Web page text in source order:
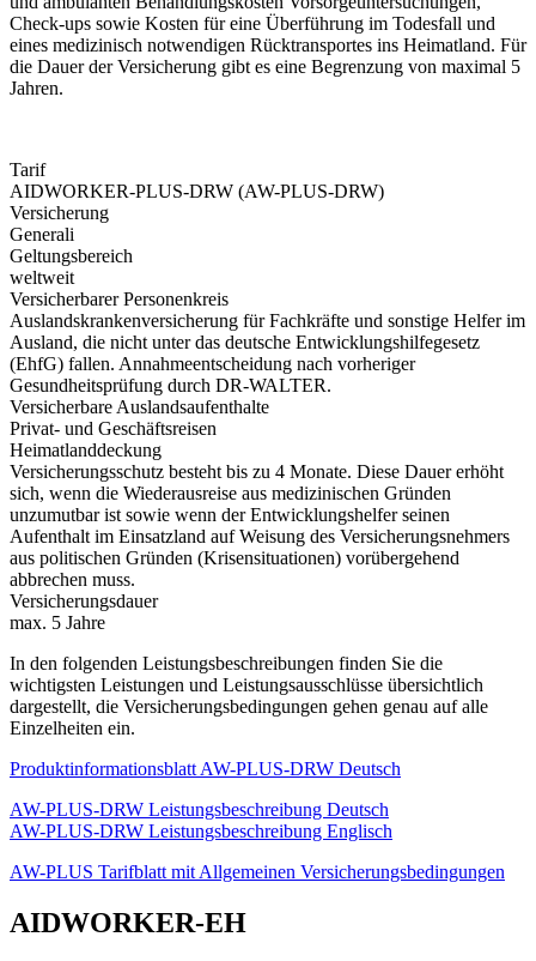
Check-ups sowie Kosten für eine Überführung im Todesfall und
eines medizinisch notwendigen Rücktransportes ins Heimatland. Für
die Dauer der Versicherung gibt es eine Begrenzung von maximal 5
Jahren.
Tarif
AIDWORKER-PLUS-DRW (AW-PLUS-DRW)
Versicherung
Generali
Geltungsbereich
weltweit
Versicherbarer Personenkreis
Auslandskrankenversicherung für Fachkräfte und sonstige Helfer im
Ausland, die nicht unter das deutsche Entwicklungshilfegesetz
(EhfG) fallen. Annahmeentscheidung nach vorheriger
Gesundheitsprüfung durch DR-WALTER.
Versicherbare Auslandsaufenthalte
Privat- und Geschäftsreisen
Heimatlanddeckung
Versicherungsschutz besteht bis zu 4 Monate. Diese Dauer erhöht
sich, wenn die Wiederausreise aus medizinischen Gründen
unzumutbar ist sowie wenn der Entwicklungshelfer seinen
Aufenthalt im Einsatzland auf Weisung des Versicherungsnehmers
aus politischen Gründen (Krisensituationen) vorübergehend
abbrechen muss.
Versicherungsdauer
max. 5 Jahre
In den folgenden Leistungsbeschreibungen finden Sie die
wichtigsten Leistungen und Leistungsausschlüsse übersichtlich
dargestellt, die Versicherungsbedingungen gehen genau auf alle
Einzelheiten ein.
Produktinformationsblatt AW-PLUS-DRW Deutsch
AW-PLUS-DRW Leistungsbeschreibung Deutsch
AW-PLUS-DRW Leistungsbeschreibung Englisch
AW-PLUS Tarifblatt mit Allgemeinen Versicherungsbedingungen
AIDWORKER-EH